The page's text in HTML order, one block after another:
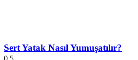
Sert Yatak Nasıl Yumuşatılır?